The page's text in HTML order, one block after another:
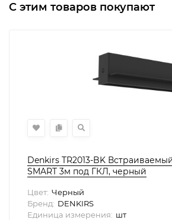
С этим товаров покупают
Denkirs TR2013-BK
SMART 3м под ГКЛ, черный
Цвет: Черный
Бренд: DENKIRS
Единица измерения: шт